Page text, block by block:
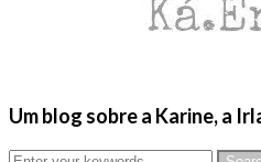
Um blog sobre a Karine, a